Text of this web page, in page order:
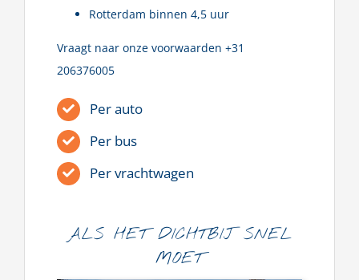
Rotterdam binnen 4,5 uur
Vraagt naar onze voorwaarden +31
206376005
Per auto
Per bus
Per vrachtwagen
ALS HET DICHTBIJ SNEL
MOET